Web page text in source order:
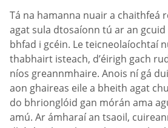
Tá na hamanna nuair a chaithfeá
agat sula dtosaíonn tú ar an
bhfad i gcéin. Le teicneolaíochtaí
thabhairt isteach, d’éirigh gach
níos greannmhaire. Anois ní gá
aon ghaireas eile a bheith agat
do bhrionglóid gan mórán ama
amú. Ar ámharaí an tsaoil,